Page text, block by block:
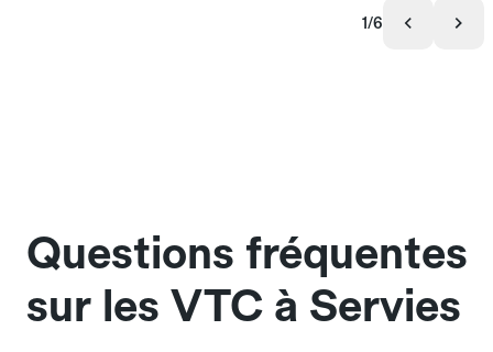
1/6
Questions fréquentes
sur les VTC à Servies